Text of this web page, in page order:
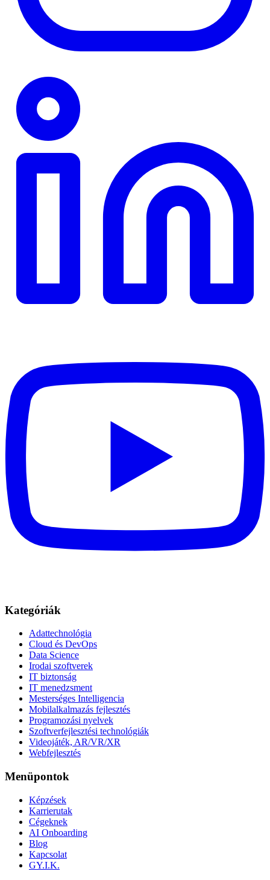
Kategóriák
Adattechnológia
Cloud és DevOps
Data Science
Irodai szoftverek
IT biztonság
IT menedzsment
Mesterséges Intelligencia
Mobilalkalmazás fejlesztés
Programozási nyelvek
Szoftverfejlesztési technológiák
Videojáték, AR/VR/XR
Webfejlesztés
Menüpontok
Képzések
Karrierutak
Cégeknek
AI Onboarding
Blog
Kapcsolat
GY.I.K.